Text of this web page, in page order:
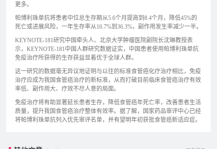
更多。
帕博利珠单抗将患者中位总生存期从5.6个月提高到8.4个月，降低45%的
死亡或进展风险，一年生存率从16.7%到36.3%，副作用发生率减少一半。
KEYNOTE-181研究中国牵头人、北京大学肿瘤医院副院长沈琳教授表
示，KEYNOTE-181中国人群研究数据证实，中国患者使用帕博利珠单抗
免疫治疗所获得的生存获益显着优于全球人群。
这一研究的数据毫无异议地证明与以往的标准食管癌化疗治疗相比，免疫
治疗应成为我国食管癌治疗的新标准，从而打破目前临床食管癌治疗有效
率低、副作用大、疗效不尽人意的局面。
免疫治疗将有助显著延长患者生存，降低食管癌年死亡率，改善患者生活
质量，提升我国食管癌治疗整体有效率。据了解，国家药品审评中心已经
将帕博利珠单抗列入优先审评名单，并有望明年初获批食管癌新适应症。